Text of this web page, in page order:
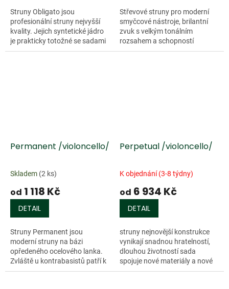
Struny Obligato jsou
profesionální struny nejvyšší
kvality. Jejich syntetické jádro
je prakticky totožné se sadami
Violino a Evah Pirazzi. Reagují
Střevové struny pro moderní
smyčcové nástroje, brilantní
zvuk s velkým tonálním
rozsahem a schopností
modulace. Struny jsou díky
Permanent /violoncello/
Skladem (2 ks)
od 1 118 Kč
DETAIL
Struny Permanent jsou
moderní struny na bázi
opředeného ocelového lanka.
Zvláště u kontrabasistů patří k
nejvyhledávanějším potahům
Perpetual /violoncello/
K objednání (3-8 týdny)
od 6 934 Kč
DETAIL
struny nejnovější konstrukce
vynikají snadnou hratelností,
dlouhou životností sada
spojuje nové materiály a nové
technologie. Perpetual: Sada